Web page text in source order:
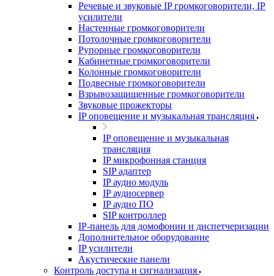
Речевые и звуковые IP громкоговорители, IP
усилители
Настенные громкоговорители
Потолочные громкоговорители
Рупорные громкоговорители
Кабинетные громкоговорители
Колонные громкоговорители
Подвесные громкоговорители
Взрывозащищенные громкоговорители
Звуковые прожекторы
IP оповещение и музыкальная трансляция
IP оповещение и музыкальная
трансляция
IP микрофонная станция
SIP адаптер
IP аудио модуль
IP аудиосервер
IP аудио ПО
SIP контроллер
IP-панель для домофонии и диспетчеризации
Дополнительное оборудование
IP усилители
Акустические панели
Контроль доступа и сигнализация